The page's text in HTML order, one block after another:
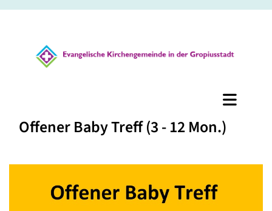
Offener Baby Treff (3 - 12 Mon.)